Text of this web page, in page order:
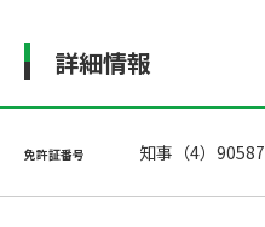
詳細情報
免許証番号 知事（4）90587